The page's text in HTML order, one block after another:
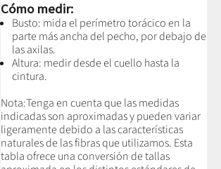
Cómo medir:
Busto: mida el perímetro torácico en la
parte más ancha del pecho, por debajo de
las axilas.
Altura: medir desde el cuello hasta la
cintura.
Nota:Tenga en cuenta que las medidas
indicadas son aproximadas y pueden variar
ligeramente debido a las características
naturales de las fibras que utilizamos. Esta
tabla ofrece una conversión de tallas